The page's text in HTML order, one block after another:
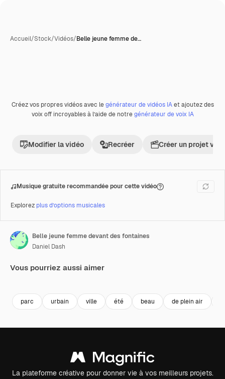
Accueil/Stock/Vidéos/Belle jeune femme de…
Premium
Créez vos propres vidéos avec legénérateur de vidéos IAet ajoutez des
voix off incroyables à l’aide de notregénérateur de voix IA
Modifier la vidéo Recréer Créer un projet
Musique gratuite recommandée pour cette vidéo
Explorez plus d’options musicales
Belle jeune femme devant des fontaines
Daniel Dash
Vous pourriez aussi aimer
parc urbain ville été beau de plein air
La plateforme créative pour donner vie à vos meilleurs projets.